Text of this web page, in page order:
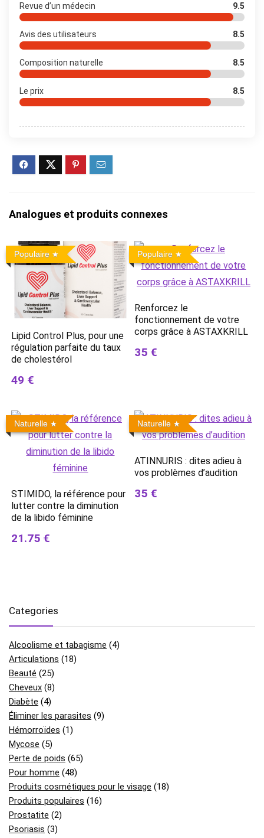
Revue d’un médecin 9.5
Avis des utilisateurs 8.5
Composition naturelle 8.5
Le prix 8.5
Analogues et produits connexes
Populaire
Lipid Control Plus, pour une
régulation parfaite du taux
de cholestérol
49 €
Populaire
Renforcez le
fonctionnement de votre
corps grâce à ASTAXKRILL
35 €
Naturelle
STIMIDO, la référence pour
lutter contre la diminution
de la libido féminine
21.75 €
Naturelle
ATINNURIS : dites adieu à
vos problèmes d’audition
35 €
Categories
Alcoolisme et tabagisme (4)
Articulations (18)
Beauté (25)
Cheveux (8)
Diabète (4)
Éliminer les parasites (9)
Hémorroïdes (1)
Mycose (5)
Perte de poids (65)
Pour homme (48)
Produits cosmétiques pour le visage (18)
Produits populaires (16)
Prostatite (2)
Psoriasis (3)